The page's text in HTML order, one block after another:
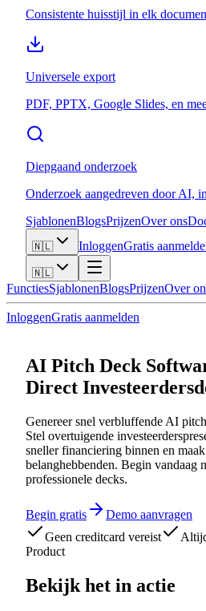
Consistente huisstijl in elk
Universele export
PDF, PPTX, Google Slides, en
Diepgaand onderzoek
Onderzoek aangedreven door AI,
SjablonenBlogsPrijzenOver ons
🇳🇱 InloggenGratis
🇳🇱
FunctiesSjablonenBlogsPrijzenOver
InloggenGratis aanmelden
AI Pitch Deck
Direct
Genereer snel verbluffende AI
Stel overtuigende
sneller financiering binnen en
belanghebbenden. Begin vandaag
professionele decks.
Begin gratis
Demo aanvragen
Geen creditcard vereist
Product
Bekijk het in actie